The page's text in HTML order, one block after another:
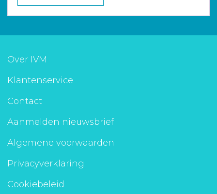
Over IVM
Klantenservice
Contact
Aanmelden nieuwsbrief
Algemene voorwaarden
Privacyverklaring
Cookiebeleid